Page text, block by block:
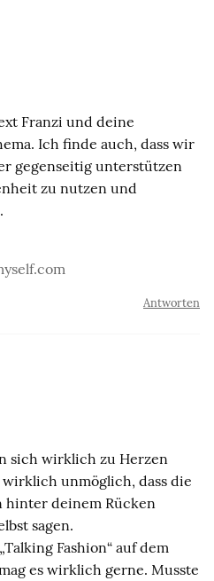
Franzi und deine
Ich finde auch, dass wir
gegenseitig unterstützen
zu nutzen und
Antworten
sich wirklich zu Herzen
unmöglich, dass die
hinter deinem Rücken
sagen.
Fashion“ auf dem
es wirklich gerne. Musste